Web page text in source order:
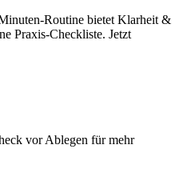
Routine bietet Klarheit &
Praxis-Checkliste. Jetzt